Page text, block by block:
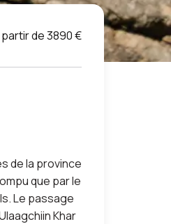
partir de 3890 €
de la province
que par le
Le passage
Khar